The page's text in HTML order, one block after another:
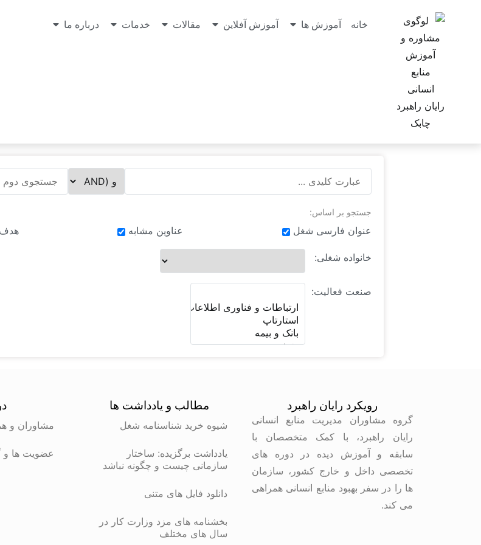
خانه آموزش ها آموزش آفلاین مقالات خدمات درباره ما
جستجو بر اساس:
عنوان فارسی شغل عناوین مشابه
خانواده شغلی:
صنعت فعالیت:
رویکرد رایان راهبرد
گروه مشاوران مدیریت منابع انسانی
رایان راهبرد، با کمک متخصصان با
سابقه و آموزش دیده در دوره های
تخصصی داخل و خارج کشور، سازمان
ها را در سفر بهبود منابع انسانی همراهی
می کند.
مطالب و یادداشت ها
شیوه خرید شناسنامه شغل
یادداشت برگزیده: ساختار
سازمانی چیست و چگونه نباشد
دانلود فایل های متنی
بخشنامه های مزد وزارت کار در
سال های مختلف
مشاوران و
عضویت ها و